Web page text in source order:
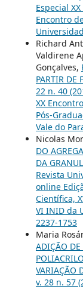
Especial
Encontro
Richard
Valdirene
Gonçalves,
PARTIR DE
22 n. 40
XX
Pós-
Vale do
Nicolas
DO
DA
Revista
online
Científica,
VI INID da
2237-1753
Maria
ADIÇÃO DE
VARIAÇÃO
v. 28 n. 57